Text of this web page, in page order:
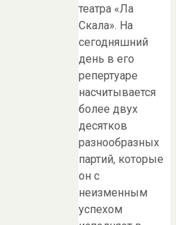
театра «Ла
Скала». На
сегодняшний
день в его
репертуаре
насчитывается
более двух
десятков
разнообразных
партий, которые
он с
неизменным
успехом